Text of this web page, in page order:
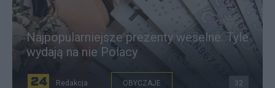
Najpopularniejsze prezenty weselne. Tyle
wydają na nie Polacy
Redakcja OBYCZAJE 32